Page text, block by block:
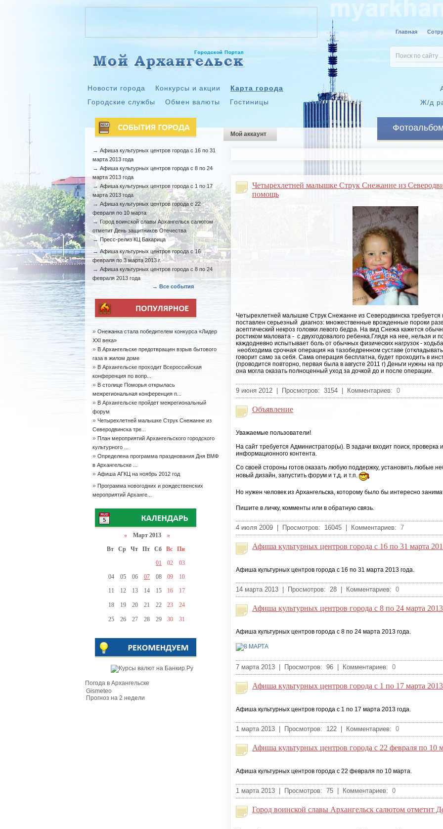
Новости города Конкурсы и акции
Карта города
Городские службы
Обмен валюты Гостиницы
Главная
Ж/д
Мой аккаунт
Четырехлетней малышке Струк Снежанне из
помощь
Четырехлетней малышке Струк Снежанне из Северодвинска
поставлен серьезный диагноз: множественные врожденные пороки
асептический некроз головки левого бедра. На вид Снежа кажется
ростиком маловата - с двухгодовалого ребенка.Глядя на нее, нельзя и
каждодневно испытывает боль от обычных физических нагрузок -
необходима срочная операция на тазобедренном суставе
говорит само за себя. Сама операция бесплатна, будет проходить в
(проводится повторно, первая была в августе 2011 г) Деньги нужны на
она могла оказать полноценный уход за дочкой до и после операции.
9 июня 2012 | Просмотров: 3154 | Комментариев: 0
Объявление
Уважаемые пользователи!
На сайт требуется Администратор(ы). В задачи входит поиск, проверка
информационного контента.
Со своей стороны готов оказать любую поддержку, установить любые
новый дизайн, запустить форум и т.д. и т.п.
Но нужен человек из Архангельска, которому было бы интересно
Пишите в личку, комменты или в обратную связь.
4 июля 2009 | Просмотров: 16045 | Комментариев: 7
Афиша культурных центров города с 16 по 31 марта
Афиша культурных центров города с 16 по 31 марта 2013 года.
14 марта 2013 | Просмотров: 28 | Комментариев: 0
Афиша культурных центров города с 8 по 24 марта
Афиша культурных центров города с 8 по 24 марта 2013 года.
7 марта 2013 | Просмотров: 96 | Комментариев: 0
Афиша культурных центров города с 1 по 17 марта
Афиша культурных центров города с 1 по 17 марта 2013 года.
1 марта 2013 | Просмотров: 122 | Комментариев: 0
Афиша культурных центров города с 22 февраля по 10
Афиша культурных центров города с 22 февраля по 10 марта.
1 марта 2013 | Просмотров: 75 | Комментариев: 0
Город воинской славы Архангельск салютом отметит
→ Афиша культурных центров города с 16 по 31
марта 2013 года
→ Афиша культурных центров города с 8 по 24
марта 2013 года
→Афиша культурных центров города с 1 по 17
марта 2013 года
→ Афиша культурных центров города с 22
февраля по 10 марта
→Город воинской славы Архангельск салютом
отметит День защитников Отечества
→ Пресс-релиз КЦ Бакарица
→ Афиша культурных центров города с 16
февраля по 3 марта 2013 г.
→ Афиша культурных центров города с 8 по 24
февраля 2013 года
→ Все события
» Онежанка стала победителем конкурса «Лидер
XXI века»
» В Архангельске предотвращен взрыв бытового
газа в жилом доме
» В Архангельске проходит Всероссийская
конференция по вопр...
» В столице Поморья открылась
межрегиональная конференция п...
» В Архангельске пройдет межрегиональный
форум
» Четырехлетней малышке Струк Снежанне из
Северодвинска тре...
» План мероприятий Архангельского городского
культурного ...
» Определена программа празднования Дня ВМФ
в Архангельске ...
» Афиша АГКЦ на ноябрь 2012 год
» Программа новогодних и рождественских
мероприятий Арханге...
«Март 2013 »
Вт
Ср Чт Пт Сб Вс
Пн
01
02
03
04
05 06 07 08 09
10
11
12 13 14 15 16 17
18 19 20 21 22 23 24
25 26 27 28 29 30 31
Погода в Архангельске
Gismeteo
Прогноз на 2 недели